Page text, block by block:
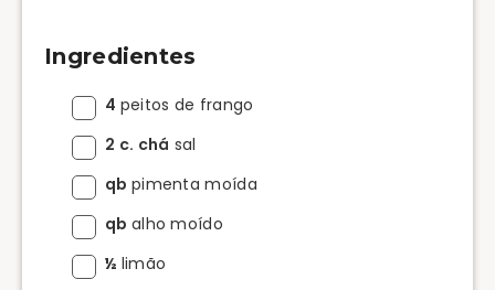
Ingredientes
4 peitos de frango
2 c. chá sal
qb pimenta moída
qb alho moído
½ limão